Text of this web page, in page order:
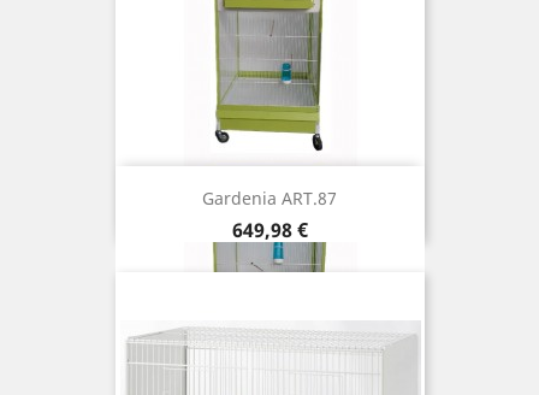
Gardenia ART.87
Prix
649,98 €